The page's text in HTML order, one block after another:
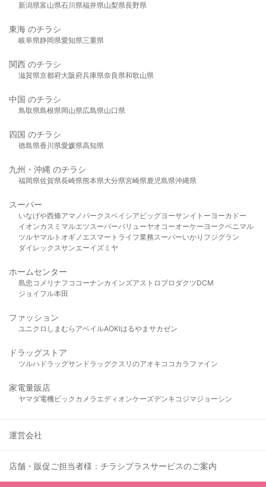
新潟県富山県石川県福井県山梨県長野県
東海 のチラシ
岐阜県静岡県愛知県三重県
関西 のチラシ
滋賀県京都府大阪府兵庫県奈良県和歌山県
中国 のチラシ
鳥取県島根県岡山県広島県山口県
四国 のチラシ
徳島県香川県愛媛県高知県
九州・沖縄 のチラシ
福岡県佐賀県長崎県熊本県大分県宮崎県鹿児島県沖縄県
スーパー
いなげや西條アマノパークスベイシア ビッグヨーサンイトーヨーカドー
イオンカスミ マルエツスーパーバリューヤオコーオーケー ヨークベニマル
ツルヤマルト オギノ エスマート ライフ業務スーパーいかり フジグラン
ダイレックスサンエーイズミヤ
ホームセンター
島忠 コメリ ナフコ コーナンカインズアストロプロダクツDCM
ジョイフル本田
ファッション
ユニクロ しまむら アベイルAOKIはるやま サカゼン
ドラッグストア
ツルハドラッグサンドラッグクスリのアオキ ココカラファイン
家電量販店
ヤマダ電機ビックカメラ エディオンケーズデンキ コジマジョーシン
運営会社
店舗・販促ご担当者様：チラシプラスサービスのご案内